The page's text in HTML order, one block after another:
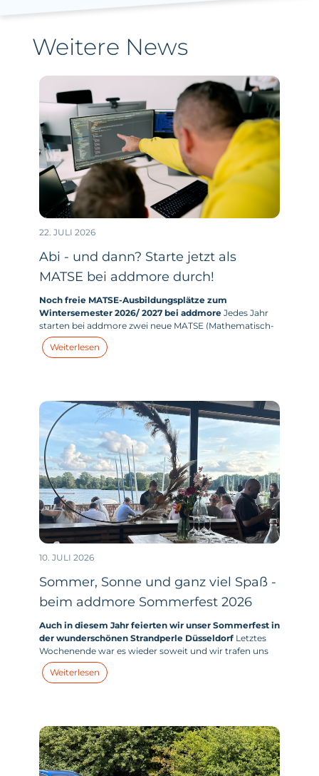
Weitere News
22. JULI 2026
Abi - und dann? Starte jetzt als
MATSE bei addmore durch!
Noch freie MATSE-Ausbildungsplätze zum
Wintersemester 2026/ 2027 bei addmoreJedes Jahr
starten bei addmore zwei neue MATSE (Mathematisch-
technischer-Softwareentwickler:in) in ihr duales
Studium. Und dieses Jahr haben wir zum
Weiterlesen
10. JULI 2026
Sommer, Sonne und ganz viel Spaß -
beim addmore Sommerfest 2026
Auch in diesem Jahr feierten wir unser Sommerfest in
der wunderschönen Strandperle DüsseldorfLetztes
Wochenende war es wieder soweit und wir trafen uns
mit allen addmores - und zahlreichen addmore Kids -
zum großen addmore Sommerfest in der Strandperle
Weiterlesen